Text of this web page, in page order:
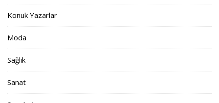
Konuk Yazarlar
Moda
Sağlık
Sanat